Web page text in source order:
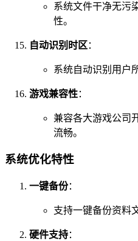
系统文件干净无污
性。
自动识别时区 ：
系统自动识别用户
游戏兼容性：
兼容各大游戏公司
流畅。
系统优化特性
一键备份：
支持一键备份资料
硬件支持：